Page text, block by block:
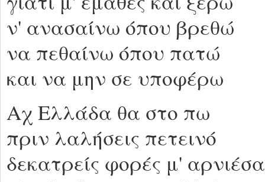
ν' ανασαίνω όπου βρεθώ
να πεθαίνω όπου πατώ
και να μην σε υποφέρω
Αχ Ελλάδα θα στο πω
πριν λαλήσεις πετεινό
δεκατρείς φορές μ'